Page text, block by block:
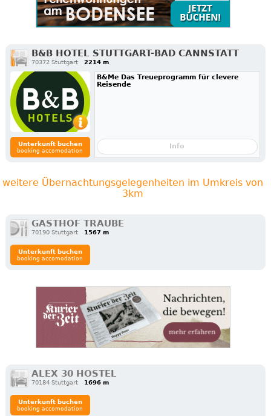
B&B HOTEL STUTTGART-BAD CANNSTATT
70372 Stuttgart 2214 m
Unterkunft buchen
booking accomodation
B&Me Das Treueprogramm für clevere
Reisende
Info
weitere Übernachtungsgelegenheiten im Umkreis von
3km
GASTHOF TRAUBE
70190 Stuttgart 1567 m
Unterkunft buchen
booking accomodation
ALEX 30 HOSTEL
70184 Stuttgart 1696 m
Unterkunft buchen
booking accomodation